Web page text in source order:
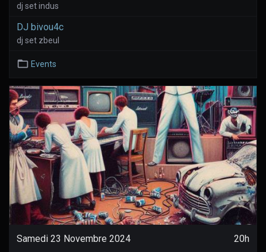
dj set indus
DJ bivou4c
dj set zbeul
Events
Samedi 23 Novembre 2024 20h